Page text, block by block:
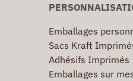
Emballages
Sacs Kraft
Adhésifs Imprimés
Emballages sur